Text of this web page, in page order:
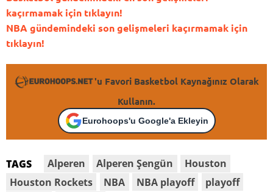
kaçırmamak için tıklayın!
NBA gündemindeki son gelişmeleri kaçırmamak için
tıklayın!
'u Favori Basketbol Kaynağınız Olarak
Kullanın.
Eurohoops'u Google'a Ekleyin
TAGS Alperen Alperen Şengün
Houston
Houston Rockets
NBA NBA playoff
playoff